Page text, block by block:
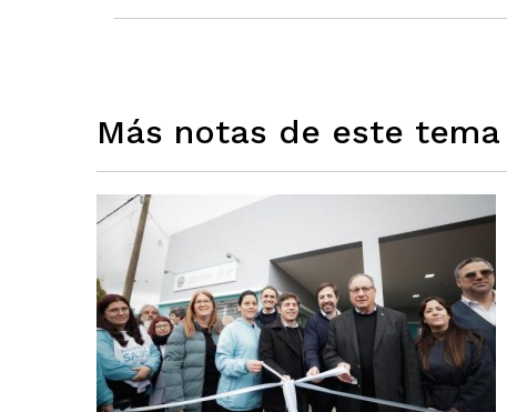
Más notas de este tema